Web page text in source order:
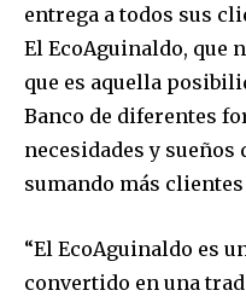
entrega a todos sus
El EcoAguinaldo, que
que es aquella
Banco de diferentes
necesidades y sueños
sumando más
“El EcoAguinaldo es
convertido en una